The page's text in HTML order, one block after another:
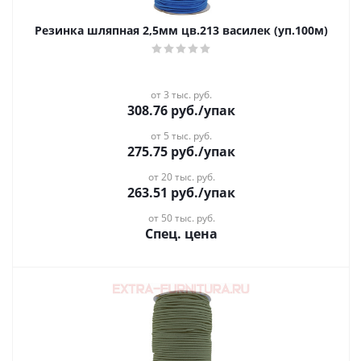
Резинка шляпная 2,5мм цв.213 василек (уп.100м)
от 3 тыс. руб.
308.76 руб./упак
от 5 тыс. руб.
275.75 руб./упак
от 20 тыс. руб.
263.51 руб./упак
от 50 тыс. руб.
Спец. цена